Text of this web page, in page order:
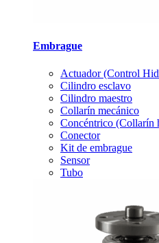
Embrague
Actuador (Control
Cilindro esclavo
Cilindro maestro
Collarín mecánico
Concéntrico (Collarín
Conector
Kit de embrague
Sensor
Tubo